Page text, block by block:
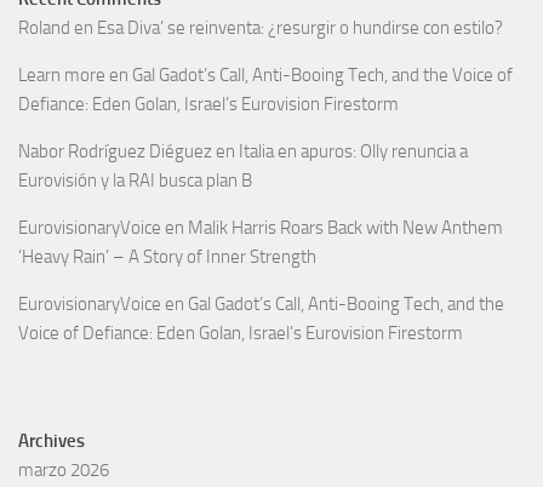
Roland en Esa Diva’ se reinventa: ¿resurgir o hundirse con estilo?
Learn more en Gal Gadot’s Call, Anti-Booing Tech, and the Voice of
Defiance: Eden Golan, Israel’s Eurovision Firestorm
Nabor Rodríguez Diéguez en Italia en apuros: Olly renuncia a
Eurovisión y la RAI busca plan B
EurovisionaryVoice en Malik Harris Roars Back with New Anthem
‘Heavy Rain’ – A Story of Inner Strength
EurovisionaryVoice en Gal Gadot’s Call, Anti-Booing Tech, and the
Voice of Defiance: Eden Golan, Israel’s Eurovision Firestorm
Archives
marzo 2026